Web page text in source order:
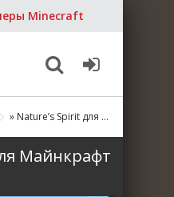
Minecraft
» Nature’s Spirit для Майнкрафт [1.20.1, 1.20]
Майнкрафт